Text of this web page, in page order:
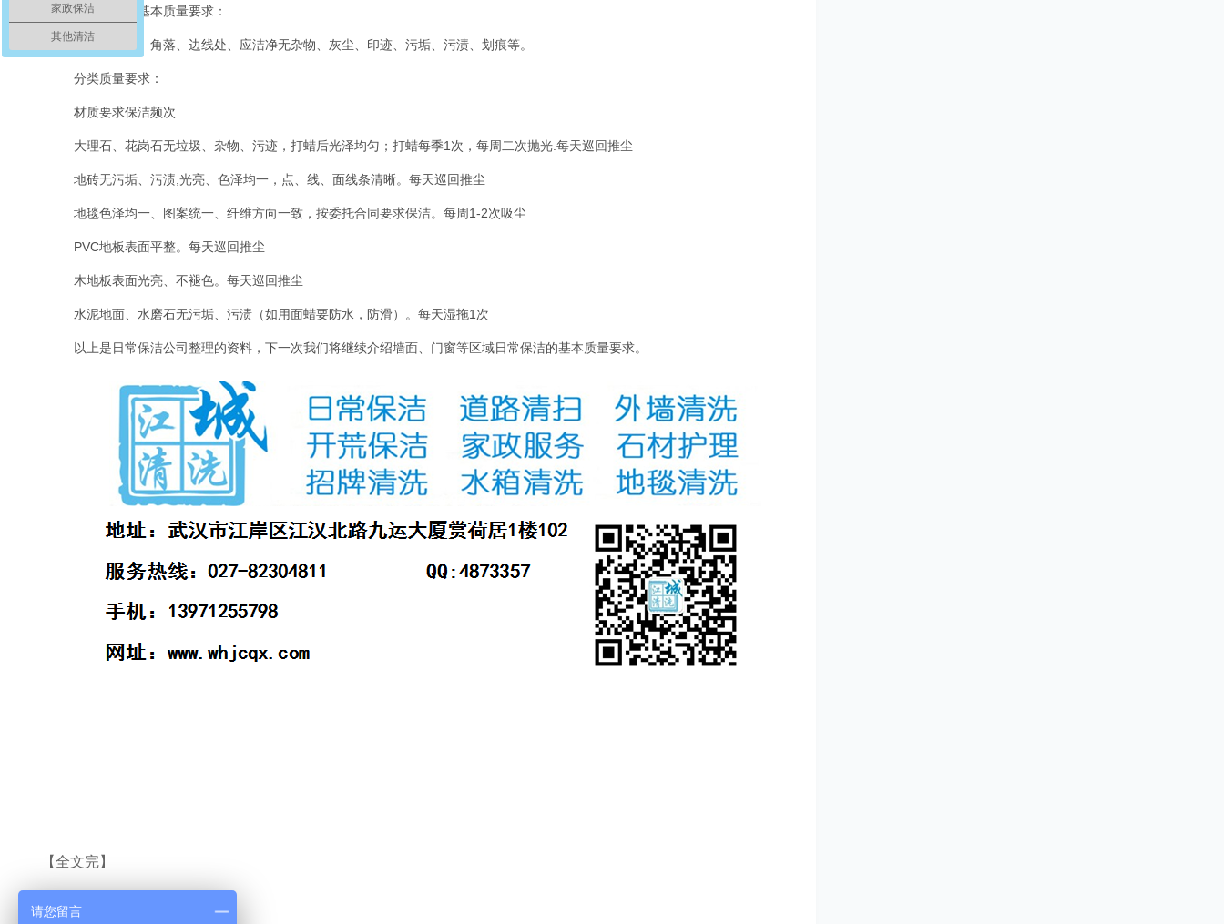
地面清洁的基本质量要求：
表面、接缝、角落、边线处、应洁净无杂物、灰尘、印迹、污垢、污渍、划痕等。
分类质量要求：
材质要求保洁频次
大理石、花岗石无垃圾、杂物、污迹，打蜡后光泽均匀；打蜡每季1 次，每周二次抛光.每天巡回推尘
地砖无污垢、污渍, 光亮、色泽均一，点、线、面线条清晰。每天巡回推尘
地毯色泽均一、图案统一、纤维方向一致，按委托合同要求保洁。每周1-2次吸尘
PVC地板表面平整。每天巡回推尘
木地板表面光亮、不褪色。每天巡回推尘
水泥地面、水磨石无污垢、污渍（如用面蜡要防水，防滑）。每天湿拖1 次
以上是日常保洁公司整理的资料，下一次我们将继续介绍墙面、门窗等区域日常保洁的基本质量要求。
【全文完】
家政保洁
其他清洁
请您留言